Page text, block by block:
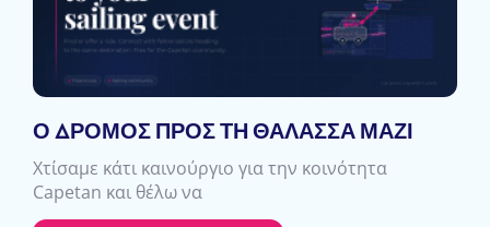
Ο ΔΡΌΜΟΣ ΠΡΟΣ ΤΗ ΘΆΛΑΣΣΑ ΜΑΖΊ
Χτίσαμε κάτι καινούργιο για την κοινότητα
Capetan και θέλω να